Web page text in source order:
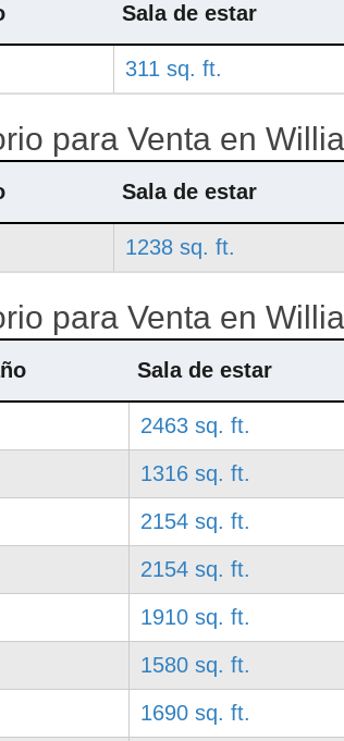
Sala de estar
311 sq. ft.
para Venta en
Sala de estar
1238 sq. ft.
para Venta en
Sala de estar
2463 sq. ft.
1316 sq. ft.
2154 sq. ft.
2154 sq. ft.
1910 sq. ft.
1580 sq. ft.
1690 sq. ft.